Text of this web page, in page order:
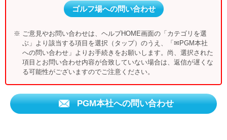
ゴルフ場への問い合わせ
※ ご意見やお問い合わせは、ヘルプHOME画面の「カテゴリを選
ぶ」より該当する項目を選択（タップ）のうえ、「✉PGM本社
への問い合わせ」よりお手続きをお願いします。尚、選択された
項目とお問い合わせ内容が合致していない場合は、返信が遅くな
る可能性がございますのでご注意ください。
PGM本社への問い合わせ